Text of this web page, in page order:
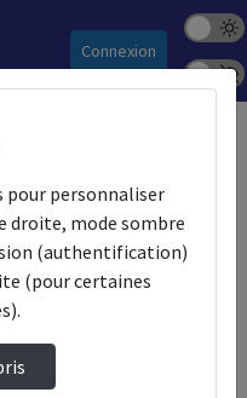
Connexion
Mode
Police
du numérique re…
pour cette vidéo.
pour personnaliser
droite, mode sombre
(authentification)
(pour certaines